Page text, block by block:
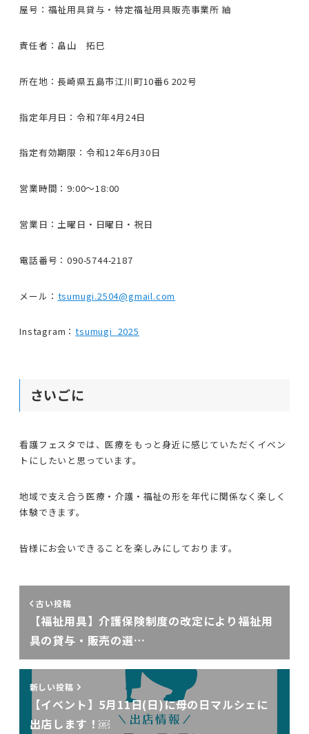
屋号：福祉用具貸与・特定福祉用具販売事業所 紬
責任者：畠山 拓巳
所在地：長崎県五島市江川町10番6 202号
指定年月日：令和7年4月24日
指定有効期限：令和12年6月30日
営業時間：9:00〜18:00
営業日：土曜日・日曜日・祝日
電話番号：090-5744-2187
メール： tsumugi.2504@gmail.com
Instagram：tsumugi_2025
さいごに
看護フェスタでは、医療をもっと身近に感じていただくイベン
トにしたいと思っています。
地域で支え合う医療・介護・福祉の形を年代に関係なく楽しく
体験できます。
皆様にお会いできることを楽しみにしております。
古い投稿
【福祉用具】介護保険制度の改定により福祉用
具の貸与・販売の選…
新しい投稿
【イベント】5月11日(日)に母の日マルシェに
出店します！￼